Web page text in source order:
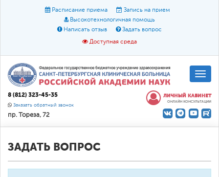
Расписание приема
Запись на прием
Высокотехнологичная помощь
Написать отзыв
Задать вопрос
Доступная среда
Размер шрифта: A A A
Цвет:
О доступной среде
8 (812) 323-45-35
Заказать обратный звонок
пр. Тореза, 72
ЛИЧНЫЙ КАБИНЕТ
ОНЛАЙН КОНСУЛЬТАЦИИ
ЗАДАТЬ ВОПРОС